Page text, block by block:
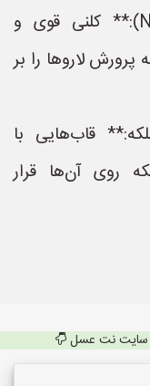
* **کلنی پرستار (Nurse Colony):** کلنی قوی و
لاروها را بر
قاب‌هایی با
روی آن‌ها قرار
سایت نت عسل